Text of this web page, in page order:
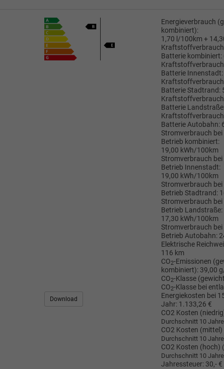
Energieverbrauch
kombiniert):
1,70 l/100km +
Batterie kombiniert:
Batterie Innenstadt:
Batterie Stadtrand:
Batterie
Batterie Autobahn:
Stromverbrauch
Betrieb kombiniert:
19,00 kWh/100km
Stromverbrauch
Betrieb Innenstadt:
19,00 kWh/100km
Stromverbrauch
Betrieb Stadtrand:
Stromverbrauch
Betrieb Landstraße:
17,30 kWh/100km
Stromverbrauch
Betrieb Autobahn:
Elektrische
116 km
CO2-Emissionen
kombiniert): 39,00
CO2-Klasse
CO2-Klasse bei
Download
Energiekosten bei
Jahr: 1.133,26 €
CO2 Kosten
Durchschnitt 10
CO2 Kosten (mittel)
Durchschnitt 10
CO2 Kosten (hoch)
Durchschnitt 10
Jahressteuer: 30,- €